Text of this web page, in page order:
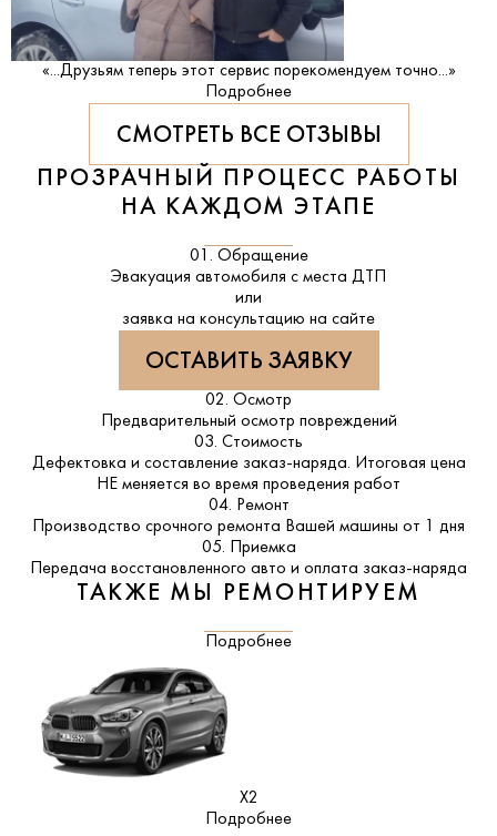
«...Друзьям теперь этот сервис порекомендуем точно...»
Подробнее
СМОТРЕТЬ ВСЕ ОТЗЫВЫ
ПРОЗРАЧНЫЙ ПРОЦЕСС РАБОТЫ
НА КАЖДОМ ЭТАПЕ
01. Обращение
Эвакуация автомобиля с места ДТП
или
заявка на консультацию на сайте
ОСТАВИТЬ ЗАЯВКУ
02. Осмотр
Предварительный осмотр повреждений
03. Стоимость
Дефектовка и составление заказ-наряда. Итоговая цена
НЕ меняется во время проведения работ
04. Ремонт
Производство срочного ремонта Вашей машины от 1 дня
05. Приемка
Передача восстановленного авто и оплата заказ-наряда
ТАКЖЕ МЫ РЕМОНТИРУЕМ
Подробнее
X2
Подробнее